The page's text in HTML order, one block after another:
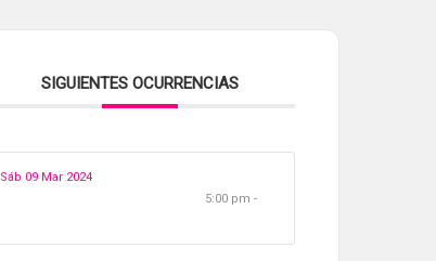
SIGUIENTES OCURRENCIAS
Sáb 09 Mar 2024
5:00 pm -